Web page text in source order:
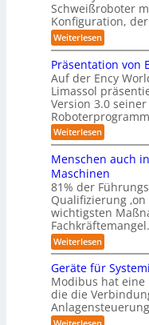
i
s
i
e
r
u
n
g
s
l
ö
s
u
n
g
e
n
o
-
K
m
e
r
a
s
y
s
t
e
m
f
ü
r
R
o
b
o
e
n
t
s
e
n
s
o
r
f
ü
r
I
n
d
u
s
t
r
i
e
r
b
o
t
e
r
t
u
n
g
s
v
e
r
g
l
e
i
c
h
v
o
n
m
i
l
i
t
ä
r
i
s
c
h
Schweißroboter
Konfiguration,
Weiterlesen:
Z
w
e
i
-
S
t
a
t
i
o
n
e
n
-
S
c
h
w
i
ß
c
o
b
Präsentation von
Auf der Ency
Limassol
Version 3.0
Weiterlesen:
P
ä
s
e
n
t
a
t
i
o
n
v
o
n
E
n
Menschen auch
Maschinen
81% der
Qualifizierung
wichtigsten
Fachkräftemangel.
Weiterlesen:
M
n
s
c
h
e
Geräte für
Modibus hat
die die
: